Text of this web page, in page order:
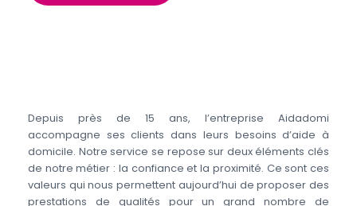
Depuis près de 15 ans, l’entreprise Aidadomi
accompagne ses clients dans leurs besoins d’aide à
domicile. Notre service se repose sur deux éléments clés
de notre métier : la confiance et la proximité. Ce sont ces
valeurs qui nous permettent aujourd’hui de proposer des
prestations de qualités pour un grand nombre de